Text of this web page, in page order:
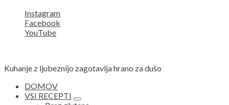
Instagram
Facebook
YouTube
Kuhanje z ljubeznijo zagotavlja hrano za dušo
DOMOV
VSI RECEPTI
expand